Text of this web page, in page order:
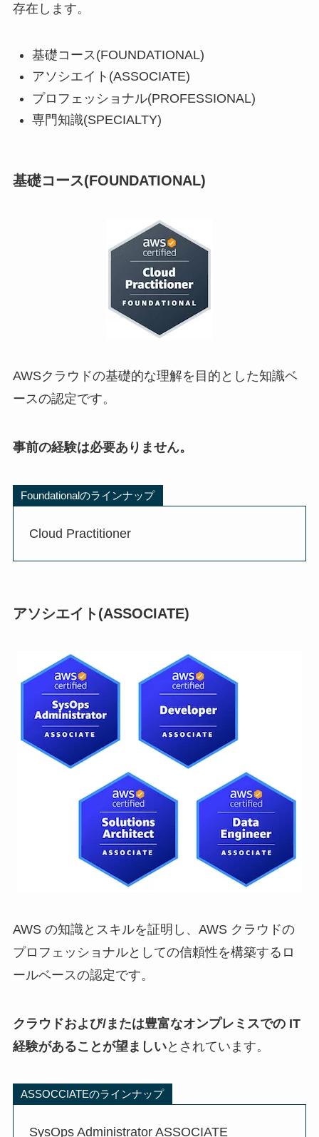
存在します。
基礎コース(FOUNDATIONAL)
アソシエイト(ASSOCIATE)
プロフェッショナル(PROFESSIONAL)
専門知識(SPECIALTY)
基礎コース(FOUNDATIONAL)
AWSクラウドの基礎的な理解を目的とした知識ベ
ースの認定です。
事前の経験は必要ありません。
Foundationalのラインナップ
Cloud Practitioner
アソシエイト(ASSOCIATE)
AWS の知識とスキルを証明し、AWS クラウドの
プロフェッショナルとしての信頼性を構築するロ
ールベースの認定です。
クラウドおよび/または豊富なオンプレミスでの IT
経験があることが望ましいとされています。
ASSOCCIATEのラインナップ
SysOps Administrator ASSOCIATE